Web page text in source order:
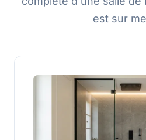
est sur